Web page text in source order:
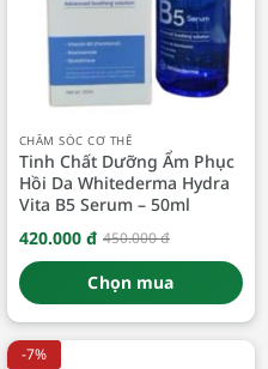
CHĂM SÓC CƠ THỂ
Tinh Chất Dưỡng Ẩm Phục
Hồi Da Whitederma Hydra
Vita B5 Serum – 50ml
450.000đ
Giá
gốc
là:
450.000 đ.
420.000 đ
Giá
hiện
tại
là:
420.000 đ.
Chọn mua
-7%